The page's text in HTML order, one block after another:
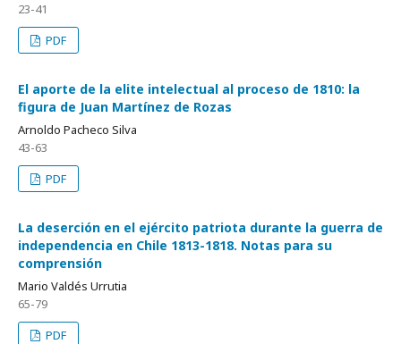
23-41
PDF
El aporte de la elite intelectual al proceso de 1810: la
figura de Juan Martínez de Rozas
Arnoldo Pacheco Silva
43-63
PDF
La deserción en el ejército patriota durante la guerra de
independencia en Chile 1813-1818. Notas para su
comprensión
Mario Valdés Urrutia
65-79
PDF